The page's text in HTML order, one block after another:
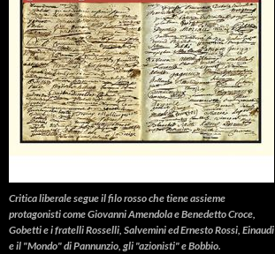
Critica liberalesegue il filo rosso che tiene assieme
protagonisti come Giovanni Amendola e Benedetto Croce,
Gobetti e i fratelli Rosselli, Salvemini ed Ernesto Rossi, Einaudi
e il "Mondo" di Pannunzio, gli "azionisti" e Bobbio.